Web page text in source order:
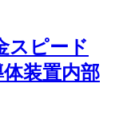
スピード
装置内部